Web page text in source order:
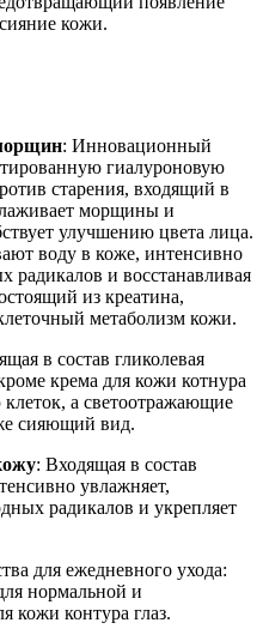
кожи.
: Инновационный
гиалуроновую
старения, входящий в
морщины и
улучшению цвета лица.
воду в коже, интенсивно
радикалов и восстанавливая
из креатина,
метаболизм кожи.
в состав гликолевая
крема для кожи котнура
клеток, а светоотражающие
сияющий вид.
: Входящая в состав
увлажняет,
радикалов и укрепляет
для ежедневного ухода:
нормальной и
кожи контура глаз.